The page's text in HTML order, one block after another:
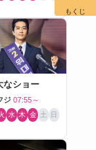
なショー
ジ 07:55～
水 木 金 土 日
もくじ